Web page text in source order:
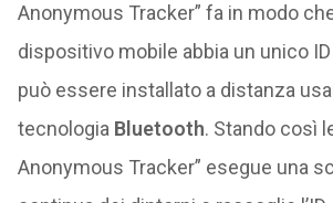
Anonymous Tracker” fa in modo
dispositivo mobile abbia un unico
può essere installato a distanza
tecnologia Bluetooth. Stando così
Anonymous Tracker” esegue una